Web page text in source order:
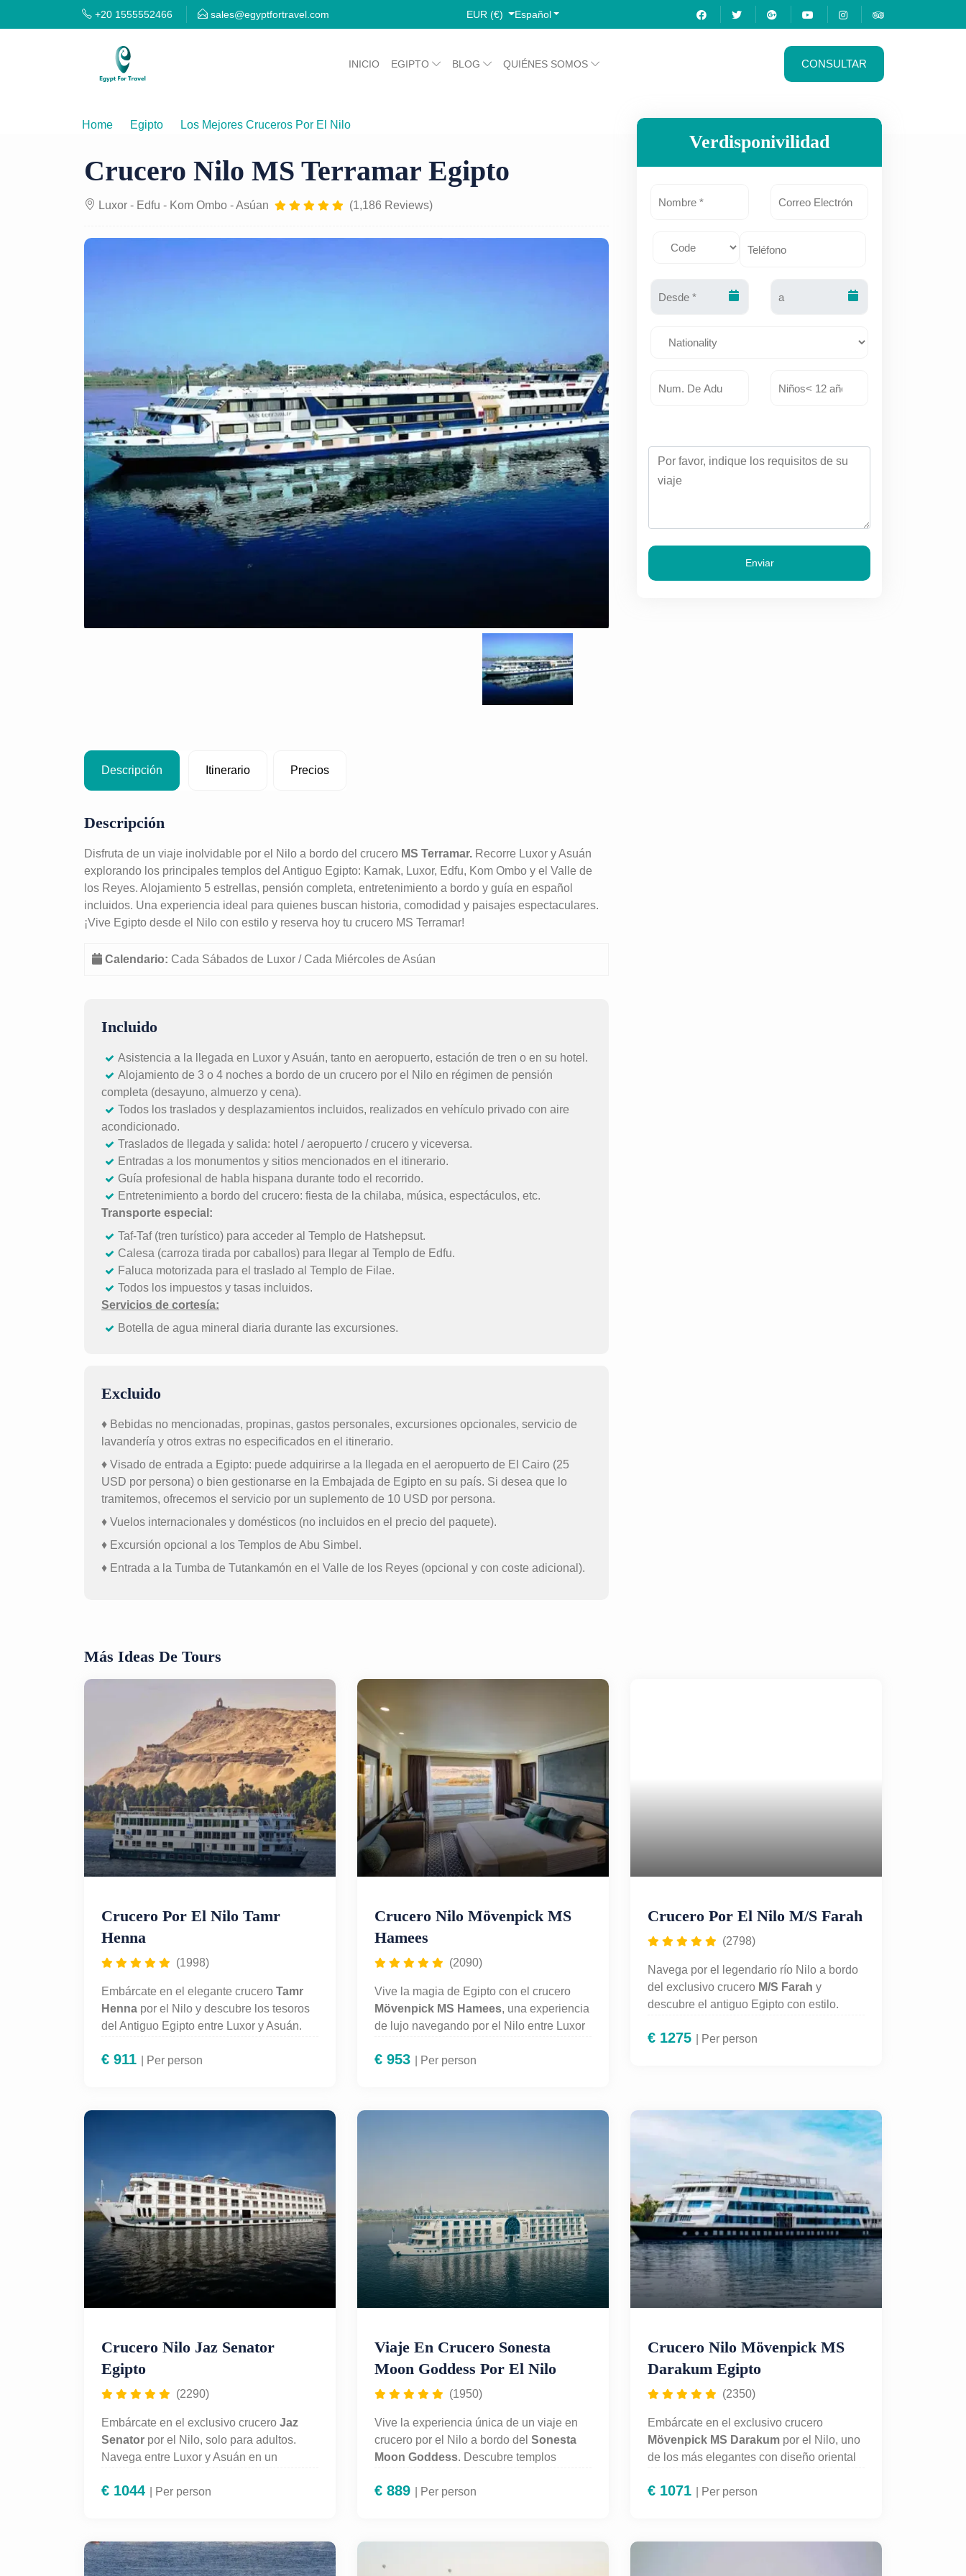
+20 1555552466 sales@egyptfortravel.com EUR (€) Español
INICIO EGIPTO BLOG QUIÉNES SOMOS CONSULTAR
Home Egipto Los Mejores Cruceros Por El Nilo
Crucero Nilo MS Terramar Egipto
Luxor - Edfu - Kom Ombo - Asúan (1,186 Reviews)
Descripción Itinerario Precios
Descripción
Disfruta de un viaje inolvidable por el Nilo a bordo del crucero MS Terramar. Recorre Luxor y Asuán
explorando los principales templos del Antiguo Egipto: Karnak, Luxor, Edfu, Kom Ombo y el Valle de
los Reyes. Alojamiento 5 estrellas, pensión completa, entretenimiento a bordo y guía en español
incluidos. Una experiencia ideal para quienes buscan historia, comodidad y paisajes espectaculares.
¡Vive Egipto desde el Nilo con estilo y reserva hoy tu crucero MS Terramar!
Calendario: Cada Sábados de Luxor / Cada Miércoles de Asúan
Incluido
Asistencia a la llegada en Luxor y Asuán, tanto en aeropuerto, estación de tren o en su hotel.
Alojamiento de 3 o 4 noches a bordo de un crucero por el Nilo en régimen de pensión
completa (desayuno, almuerzo y cena).
Todos los traslados y desplazamientos incluidos, realizados en vehículo privado con aire
acondicionado.
Traslados de llegada y salida: hotel / aeropuerto / crucero y viceversa.
Entradas a los monumentos y sitios mencionados en el itinerario.
Guía profesional de habla hispana durante todo el recorrido.
Entretenimiento a bordo del crucero: fiesta de la chilaba, música, espectáculos, etc.
Transporte especial:
Taf-Taf (tren turístico) para acceder al Templo de Hatshepsut.
Calesa (carroza tirada por caballos) para llegar al Templo de Edfu.
Faluca motorizada para el traslado al Templo de Filae.
Todos los impuestos y tasas incluidos.
Servicios de cortesía:
Botella de agua mineral diaria durante las excursiones.
Excluido
♦ Bebidas no mencionadas, propinas, gastos personales, excursiones opcionales, servicio de
lavandería y otros extras no especificados en el itinerario.
♦ Visado de entrada a Egipto: puede adquirirse a la llegada en el aeropuerto de El Cairo (25
USD por persona) o bien gestionarse en la Embajada de Egipto en su país. Si desea que lo
tramitemos, ofrecemos el servicio por un suplemento de 10 USD por persona.
♦ Vuelos internacionales y domésticos (no incluidos en el precio del paquete).
♦ Excursión opcional a los Templos de Abu Simbel.
♦ Entrada a la Tumba de Tutankamón en el Valle de los Reyes (opcional y con coste adicional).
Verdisponivilidad
Enviar
Más Ideas De Tours
Crucero Por El Nilo Tamr
Henna
(1998)
Embárcate en el elegante crucero Tamr
Henna por el Nilo y descubre los tesoros
del Antiguo Egipto entre Luxor y Asuán.
Edfu, Kom Ombo, Philae y el Valle de
piscina, terraza panorámica y servicio de
experiencia única con el crucero Tamr
Henna ahora!
€ 911 | Per person
Crucero Nilo Mövenpick MS
Hamees
(2090)
Vive la magia de Egipto con el crucero
Mövenpick MS Hamees, una experiencia
de lujo navegando por el Nilo entre Luxor
Luxor, Edfu, Kom Ombo y el mítico Valle
en español incluidos. Perfecto para
€ 953 | Per person
Crucero Por El Nilo M/S Farah
(2798)
Navega por el legendario río Nilo a bordo
del exclusivo crucero M/S Farah y
descubre el antiguo Egipto con estilo.
lujo, modernas instalaciones y
Ombo y Asuán. Una experiencia perfecta
para quienes buscan cultura, comodidad y
atención personalizada en cada momento
€ 1275 | Per person
Crucero Nilo Jaz Senator
Egipto
(2290)
Embárcate en el exclusivo crucero Jaz
Senator por el Nilo, solo para adultos.
Navega entre Luxor y Asuán en un
los templos más impresionantes de
de lujo, pensión completa, spa, piscina y
servicio personalizado. Incluye guía en
€ 1044 | Per person
Viaje En Crucero Sonesta
Moon Goddess Por El Nilo
(1950)
Vive la experiencia única de un viaje en
crucero por el Nilo a bordo del Sonesta
Moon Goddess. Descubre templos
Ombo y el Valle de los Reyes,
profesional en español. Recorre el
€ 889 | Per person
Crucero Nilo Mövenpick MS
Darakum Egipto
(2350)
Embárcate en el exclusivo crucero
Mövenpick MS Darakum por el Nilo, uno
de los más elegantes con diseño oriental
faraónicos más emblemáticos de Egipto
alojamiento 5 estrellas,pensión
€ 1071 | Per person